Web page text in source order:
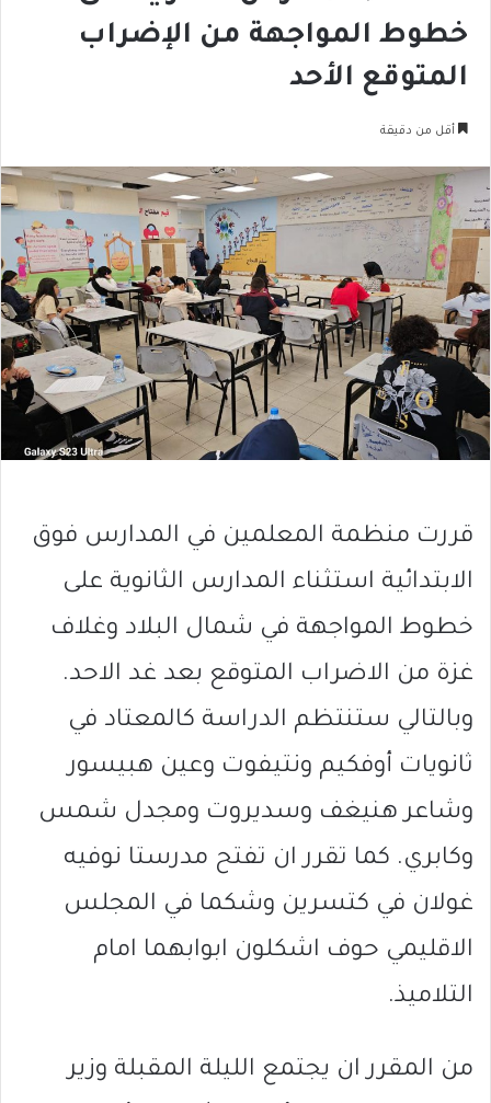
خطوط المواجهة من الإضراب
المتوقع الأحد
أقل من دقيقة
قررت منظمة المعلمين في المدارس فوق
الابتدائية استثناء المدارس الثانوية على
خطوط المواجهة في شمال البلاد وغلاف
غزة من الاضراب المتوقع بعد غد الاحد.
وبالتالي ستنتظم الدراسة كالمعتاد في
ثانويات أوفكيم ونتيفوت وعين هبيسور
وشاعر هنيغف وسديروت ومجدل شمس
وكابري. كما تقرر ان تفتح مدرستا نوفيه
غولان في كتسرين وشكما في المجلس
الاقليمي حوف اشكلون ابوابهما امام
التلاميذ.
من المقرر ان يجتمع الليلة المقبلة وزير